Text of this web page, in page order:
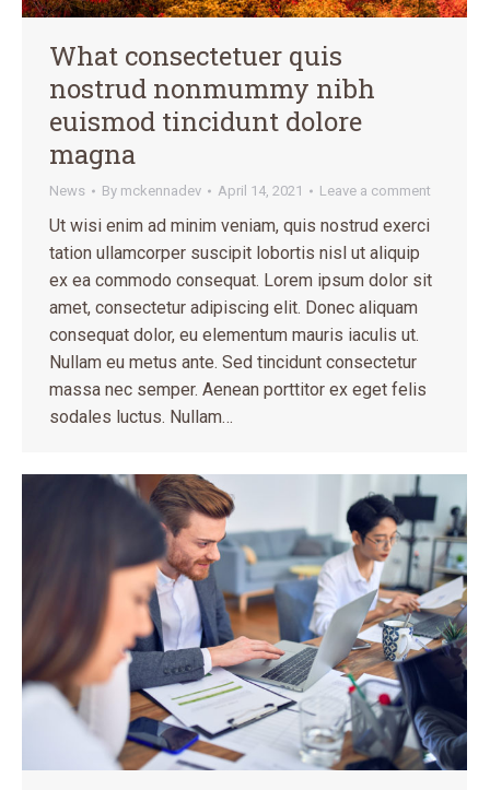
What consectetuer quis
nostrud nonmummy nibh
euismod tincidunt dolore
magna
News By mckennadev April 14, 2021 Leave a comment
Ut wisi enim ad minim veniam, quis nostrud exerci
tation ullamcorper suscipit lobortis nisl ut aliquip
ex ea commodo consequat. Lorem ipsum dolor sit
amet, consectetur adipiscing elit. Donec aliquam
consequat dolor, eu elementum mauris iaculis ut.
Nullam eu metus ante. Sed tincidunt consectetur
massa nec semper. Aenean porttitor ex eget felis
sodales luctus. Nullam…